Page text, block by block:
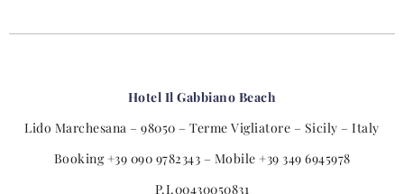
Hotel Il Gabbiano Beach
Lido Marchesana – 98050 – Terme Vigliatore – Sicily – Italy
Booking +39 090 9782343 – Mobile +39 349 6945978
P.I.00430050831